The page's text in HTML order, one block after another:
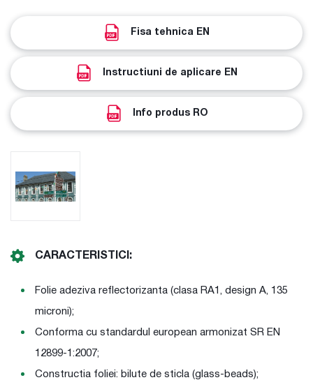
Fisa tehnica EN
Instructiuni de aplicare EN
Info produs RO
CARACTERISTICI:
Folie adeziva reflectorizanta (clasa RA1, design A, 135
microni);
Conforma cu standardul european armonizat SR EN
12899-1:2007;
Constructia foliei: bilute de sticla (glass-beads);